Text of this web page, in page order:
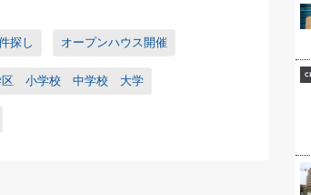
探し オープンハウス開催
小学校 中学校 大学